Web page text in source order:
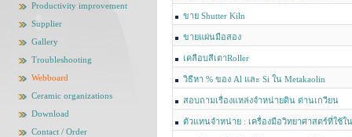
Productivity improvement
Supplier
Gallery
Troubleshooting
Webboard
Ceramic organizations
Download
Contact / Order
ขาย Shutter Kiln
ขายแผ่นมือสอง
เคลือบสีเตาRoller
วิธีหา % ของ Al และ Si ใน Metakaolin
สอบถามเรื่องแหล่งจำหน่ายดิน ด่านเกวียน
ตัวแทนจำหน่าย : เครื่องมือวิทยาศาสตร์ที่ใช้ใ